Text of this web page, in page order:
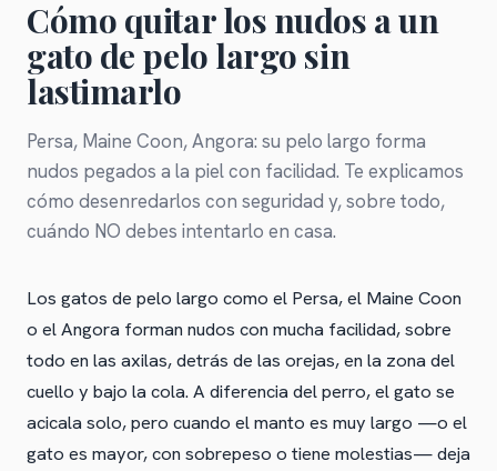
Cómo quitar los nudos a un
gato de pelo largo sin
lastimarlo
Persa, Maine Coon, Angora: su pelo largo forma
nudos pegados a la piel con facilidad. Te explicamos
cómo desenredarlos con seguridad y, sobre todo,
cuándo NO debes intentarlo en casa.
Los gatos de pelo largo como el Persa, el Maine Coon
o el Angora forman nudos con mucha facilidad, sobre
todo en las axilas, detrás de las orejas, en la zona del
cuello y bajo la cola. A diferencia del perro, el gato se
acicala solo, pero cuando el manto es muy largo —o el
gato es mayor, con sobrepeso o tiene molestias— deja